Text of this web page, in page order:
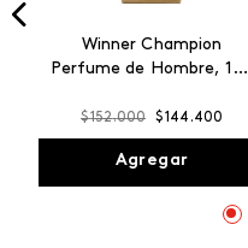
Winner Champion
Perfume de Hombre, 100
$152.000 $144 .400
Agregar